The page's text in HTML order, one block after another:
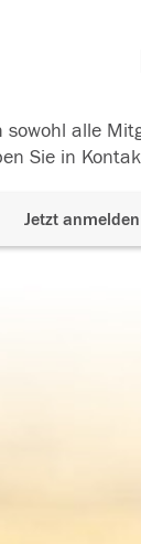
alle
Sie in
Jetzt